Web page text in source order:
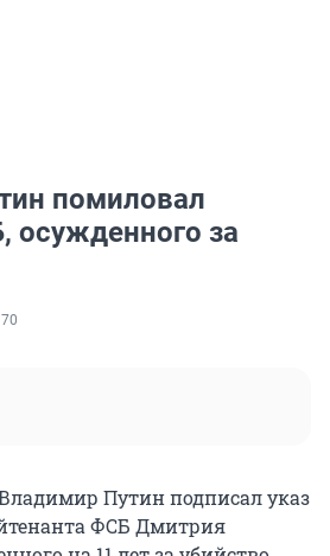
помиловал
осужденного за
Путин подписал указ
ФСБ Дмитрия